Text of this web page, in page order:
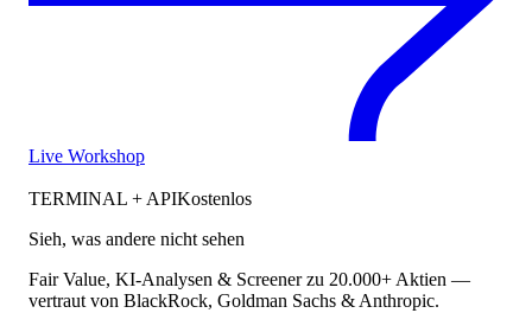
Live Workshop
TERMINAL + APIKostenlos
Sieh, was andere nicht sehen
Fair Value, KI-Analysen & Screener zu 20.000+ Aktien —
vertraut von BlackRock, Goldman Sachs & Anthropic.